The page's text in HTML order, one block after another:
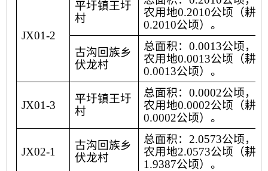
JX01-2
平圩镇王圩
村
农用地0.2010公顷（耕地
0.2010公顷）。
古沟回族乡
伏龙村
总面积： 0.0013公顷，
农用地0.0013公顷（耕地
0.0013公顷）。
JX01-3
平圩镇王圩
村
总面积： 0.0002公顷，
农用地0.0002公顷（耕地
0.0002公顷）。
JX02-1
古沟回族乡
伏龙村
总面积： 2.0573公顷，
农用地2.0573公顷（耕地
1.9387公顷）。